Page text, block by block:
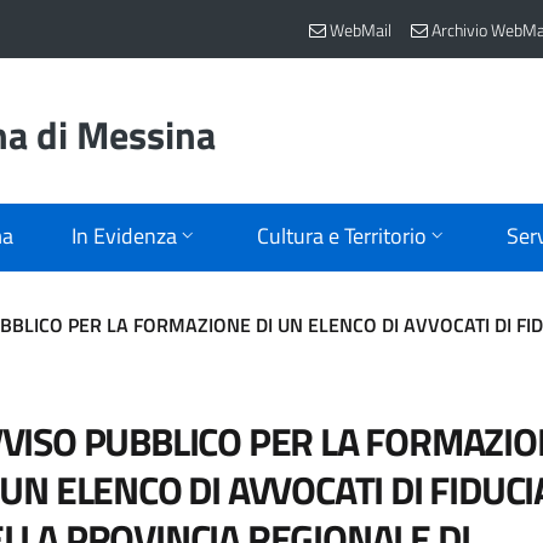
WebMail Archivio
di Messina
In Evidenza Cultura e Territorio
PER LA FORMAZIONE DI UN ELENCO DI AVVOCATI DI
PUBBLICO PER LA
ELENCO DI AVVOCATI DI